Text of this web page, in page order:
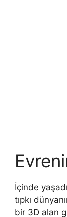
İçinde
tıpkı
bir 3D alan